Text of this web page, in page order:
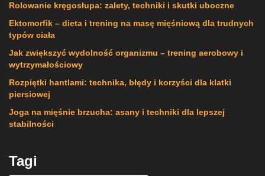
Rolowanie kręgosłupa: zalety, techniki i skutki uboczne
Ektomorfik – dieta i trening na masę mięśniową dla trudnych
typów ciała
Jak zwiększyć wydolność organizmu – trening aerobowy i
wytrzymałościowy
Rozpiętki hantlami: technika, błędy i korzyści dla klatki
piersiowej
Joga na mięśnie brzucha: asany i techniki dla lepszej
stabilności
Tagi